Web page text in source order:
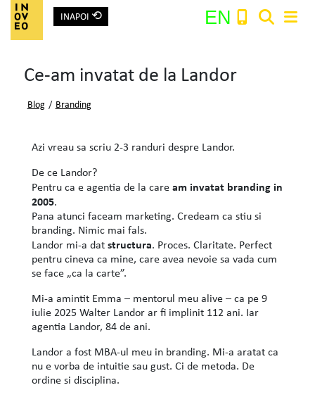
Main Navigation
INAPOI ⟲ EN
Search:
Ce-am invatat de la Landor
Blog / Branding
Azi vreau sa scriu 2-3 randuri despre Landor.
De ce Landor?
Pentru ca e agentia de la caream invatat branding in
2005.
Pana atunci faceam marketing. Credeam ca stiu si
branding. Nimic mai fals.
Landor mi-a datstructura. Proces. Claritate. Perfect
pentru cineva ca mine, care avea nevoie sa vada cum
se face „ca la carte”.
Mi-a amintit Emma – mentorul meu alive – ca pe 9
iulie 2025 Walter Landor ar fi implinit 112 ani. Iar
agentia Landor, 84 de ani.
Landor a fost MBA-ul meu in branding. Mi-a aratat ca
nu e vorba de intuitie sau gust. Ci de metoda. De
ordine si disciplina.